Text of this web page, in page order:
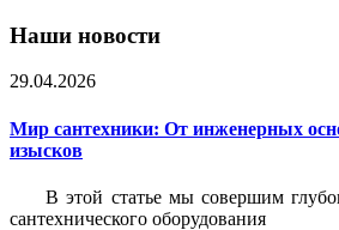
Наши новости
29.04.2026
Мир сантехники: От инженерных
изысков
В этой статье мы совершим
сантехнического оборудования